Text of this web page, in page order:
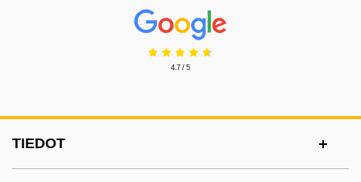
Prisjakt Arvostelu: 4.7 Tähdet
4.7 / 5
TIEDOT